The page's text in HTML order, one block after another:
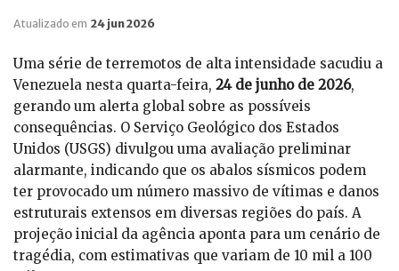
Atualizado em 24 jun 2026
Uma série de terremotos de alta intensidade sacudiu a
Venezuela nesta quarta-feira, 24 de junho de 2026,
gerando um alerta global sobre as possíveis
consequências. O Serviço Geológico dos Estados
Unidos (USGS) divulgou uma avaliação preliminar
alarmante, indicando que os abalos sísmicos podem
ter provocado um número massivo de vítimas e danos
estruturais extensos em diversas regiões do país. A
projeção inicial da agência aponta para um cenário de
tragédia, com estimativas que variam de 10 mil a 100